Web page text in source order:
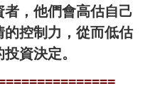
，他們會高估自己
控制力，從而低估
資決定。